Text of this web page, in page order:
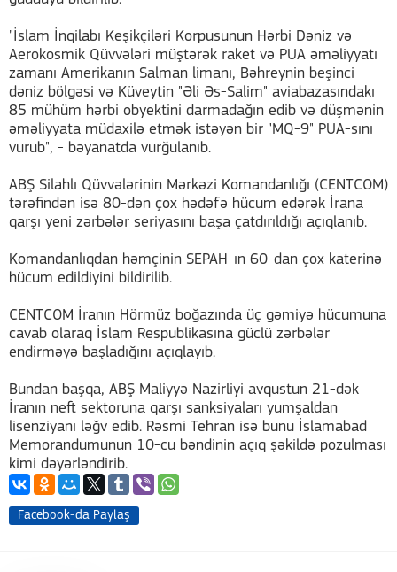
"İslam İnqilabı Keşikçiləri Korpusunun Hərbi Dəniz və
Aerokosmik Qüvvələri müştərək raket və PUA əməliyyatı
zamanı Amerikanın Salman limanı, Bəhreynin beşinci
dəniz bölgəsi və Küveytin "Əli Əs-Salim" aviabazasındakı
85 mühüm hərbi obyektini darmadağın edib və düşmənin
əməliyyata müdaxilə etmək istəyən bir "MQ-9" PUA-sını
vurub", - bəyanatda vurğulanıb.
ABŞ Silahlı Qüvvələrinin Mərkəzi Komandanlığı (CENTCOM)
tərəfindən isə 80-dən çox hədəfə hücum edərək İrana
qarşı yeni zərbələr seriyasını başa çatdırıldığı açıqlanıb.
Komandanlıqdan həmçinin SEPAH-ın 60-dan çox katerinə
hücum edildiyini bildirilib.
CENTCOM İranın Hörmüz boğazında üç gəmiyə hücumuna
cavab olaraq İslam Respublikasına güclü zərbələr
endirməyə başladığını açıqlayıb.
Bundan başqa, ABŞ Maliyyə Nazirliyi avqustun 21-dək
İranın neft sektoruna qarşı sanksiyaları yumşaldan
lisenziyanı ləğv edib. Rəsmi Tehran isə bunu İslamabad
Memorandumunun 10-cu bəndinin açıq şəkildə pozulması
kimi dəyərləndirib.
Facebook-da Paylaş